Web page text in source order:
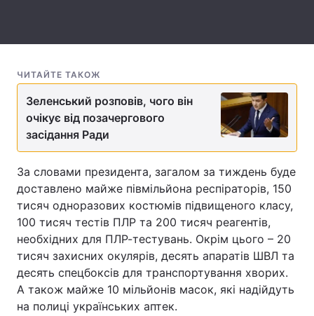
Тема оформлення
ЧИТАЙТЕ ТАКОЖ
Зеленський розповів, чого він
очікує від позачергового
засідання Ради
За словами президента, загалом за тиждень буде
доставлено майже півмільйона респіраторів, 150
тисяч одноразових костюмів підвищеного класу,
100 тисяч тестів ПЛР та 200 тисяч реагентів,
необхідних для ПЛР-тестувань. Окрім цього – 20
тисяч захисних окулярів, десять апаратів ШВЛ та
десять спецбоксів для транспортування хворих.
А також майже 10 мільйонів масок, які надійдуть
на полиці українських аптек.